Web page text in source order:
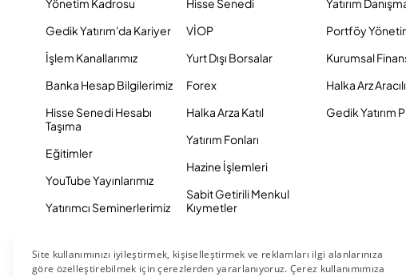
Yönetim Kadrosu
Gedik Yatırım'da Kariyer
İşlem Kanallarımız
Banka Hesap Bilgilerimiz
Hisse Senedi Hesabı
Taşıma
Eğitimler
YouTube Yayınlarımız
Yatırımcı Seminerlerimiz
Hisse Senedi
VİOP
Yurt Dışı Borsalar
Forex
Halka Arza Katıl
Yatırım Fonları
Hazine İşlemleri
Sabit Getirili Menkul
Kıymetler
Tahvil ve Bono
Yatırım
Portföy
Kurumsal
Halka Arz
Gedik Yatırım